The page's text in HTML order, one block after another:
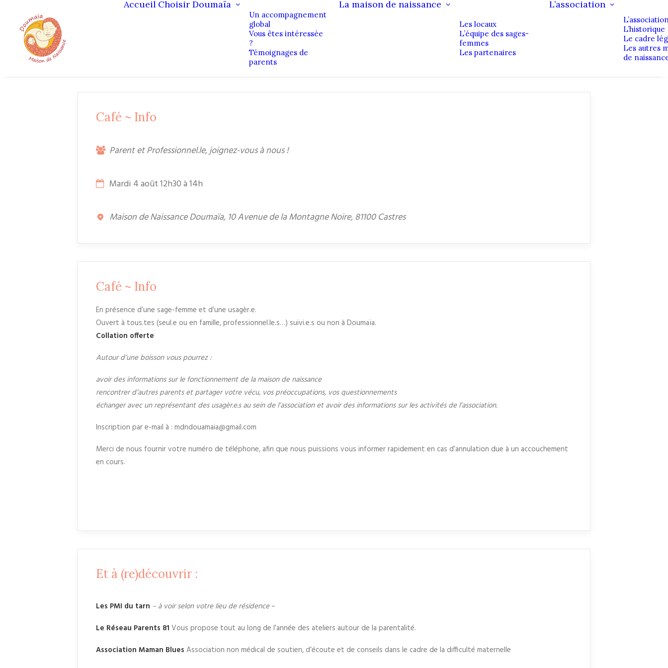
Accueil Choisir Doumaïa
Un accompagnement
global
Vous êtes intéressée
?
Témoignages de
parents
La maison de naissance
Les locaux
L’équipe des sages-
femmes
Les partenaires
L’association
L’historique
Le cadre
Les autres
de
Café ~ Info
Parent et Professionnel.le, joignez-vous à nous !
Mardi 4 août 12h30 à 14h
Maison de Naissance Doumaïa, 10 Avenue de la Montagne Noire, 81100 Castres
Café ~ Info
En présence d’une sage-femme et d’une usagèr.e.
Ouvert à tous.tes (seul.e ou en famille, professionnel.le.s…) suivi.e.s ou non à Doumaïa.
Collation offerte
Autour d’une boisson vous pourrez :
avoir des informations sur le fonctionnement de la maison de naissance
rencontrer d’autres parents et partager votre vécu, vos préoccupations, vos questionnements
échanger avec un représentant des usagèr.e.s au sein de l’association et avoir des informations sur les activités de l’association.
Inscription par e-mail à : mdndouamaia@gmail.com
Merci de nous fournir votre numéro de téléphone, afin que nous puissions vous informer rapidement en cas d’annulation due à un accouchement
en cours.
Et à (re)découvrir :
Les PMI du tarn – à voir selon votre lieu de résidence–
Le Réseau Parents 81 Vous propose tout au long de l’année des ateliers autour de la parentalité.
Association Maman Blues Association non médical de soutien, d’écoute et de conseils dans le cadre de la difficulté maternelle